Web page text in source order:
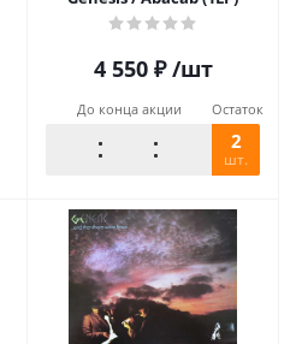
4 550₽ /шт
До конца акции Остаток
2
шт.